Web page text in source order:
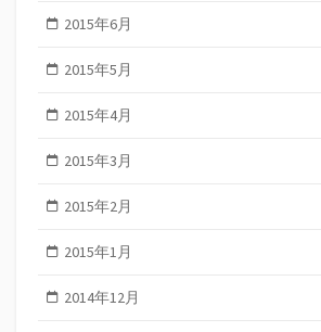
2015年6月
2015年5月
2015年4月
2015年3月
2015年2月
2015年1月
2014年12月